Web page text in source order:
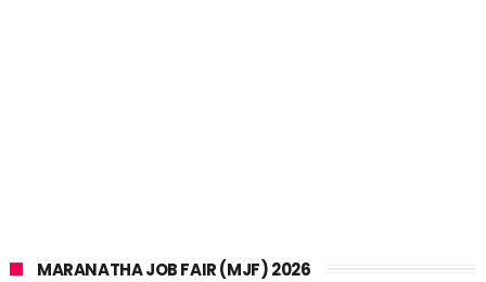
MARANATHA JOB FAIR (MJF) 2026